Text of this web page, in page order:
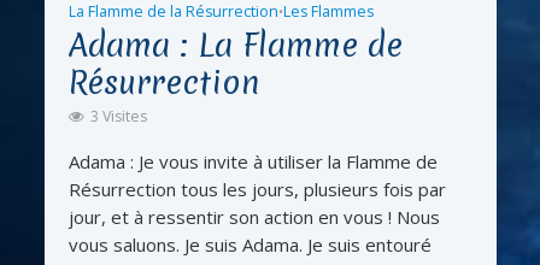
La Flamme de la Résurrection•Les Flammes
Adama : La Flamme de
Résurrection
3 Visites
Adama : Je vous invite à utiliser la Flamme de
Résurrection tous les jours, plusieurs fois par
jour, et à ressentir son action en vous ! Nous
vous saluons. Je suis Adama. Je suis entouré